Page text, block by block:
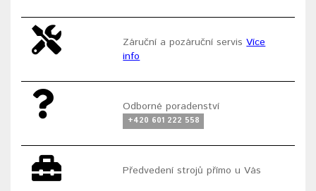
Záruční a pozáruční servisVíce
info
Odborné poradenství
+420 601 222 558
Předvedení strojů přímo u Vás